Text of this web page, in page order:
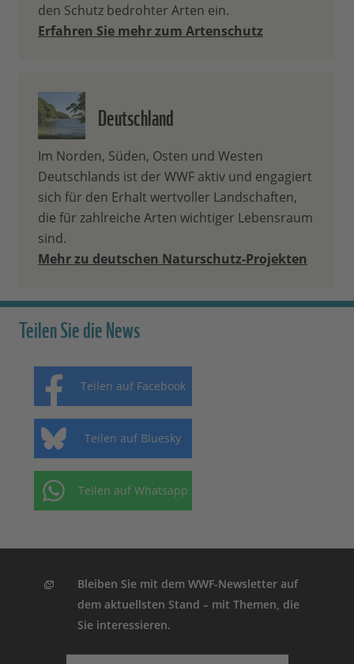
den Schutz bedrohter Arten ein.
Erfahren Sie mehr zum Artenschutz
Deutschland
Im Norden, Süden, Osten und Westen
Deutschlands ist der WWF aktiv und engagiert
sich für den Erhalt wertvoller Landschaften,
die für zahlreiche Arten wichtiger Lebensraum
sind.
Mehr zu deutschen Naturschutz-Projekten
Teilen Sie die News
Teilen auf Facebook
Teilen auf Bluesky
Teilen auf Whatsapp
Bleiben Sie mit dem WWF-Newsletter auf
dem aktuellsten Stand – mit Themen, die
Sie interessieren.